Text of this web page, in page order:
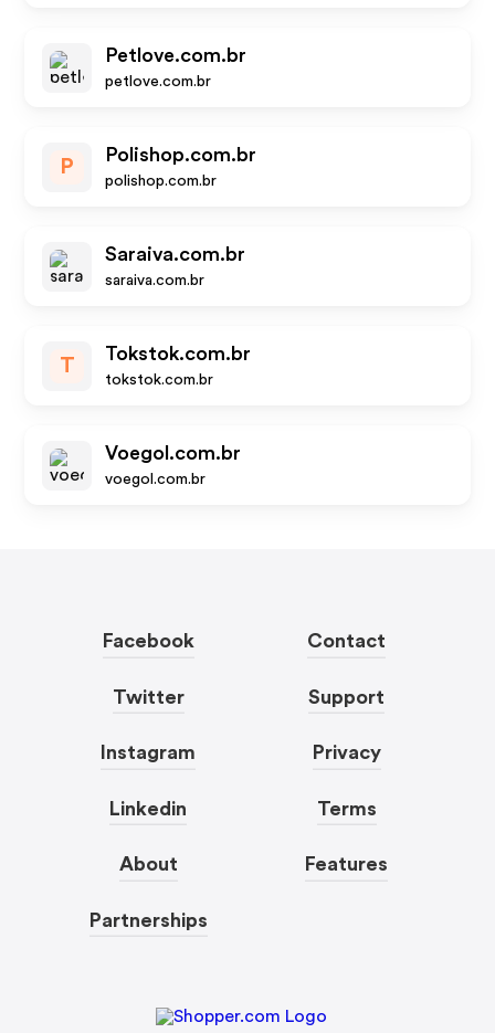
Petlove.com.br
petlove.com.br
P
Polishop.com.br
polishop.com.br
Saraiva.com.br
saraiva.com.br
T
Tokstok.com.br
tokstok.com.br
Voegol.com.br
voegol.com.br
Facebook
Twitter
Instagram
Linkedin
About
Partnerships
Contact
Support
Privacy
Terms
Features